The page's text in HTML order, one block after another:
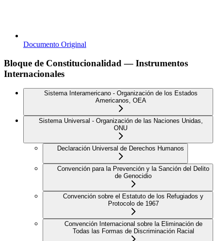
Documento Original
Bloque de Constitucionalidad — Instrumentos
Internacionales
Sistema Interamericano - Organización de los Estados
Americanos, OEA
Sistema Universal - Organización de las Naciones Unidas,
ONU
Declaración Universal de Derechos Humanos
Convención para la Prevención y la Sanción del Delito
de Genocidio
Convención sobre el Estatuto de los Refugiados y
Protocolo de 1967
Convención Internacional sobre la Eliminación de
Todas las Formas de Discriminación Racial